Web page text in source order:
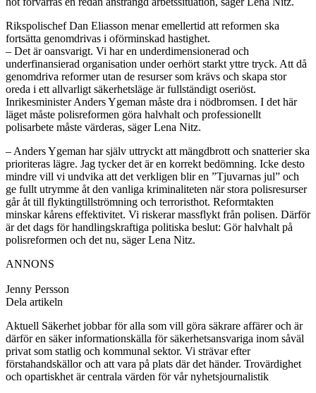
Rikspolischef Dan Eliasson menar emellertid att reformen ska
fortsätta genomdrivas i oförminskad hastighet.
– Det är oansvarigt. Vi har en underdimensionerad och
underfinansierad organisation under oerhört starkt yttre tryck. Att då
genomdriva reformer utan de resurser som krävs och skapa stor
oreda i ett allvarligt säkerhetsläge är fullständigt oseriöst.
Inrikesminister Anders Ygeman måste dra i nödbromsen. I det här
läget måste polisreformen göra halvhalt och professionellt
polisarbete måste värderas, säger Lena Nitz.
– Anders Ygeman har själv uttryckt att mängdbrott och snatterier ska
prioriteras lägre. Jag tycker det är en korrekt bedömning. Icke desto
mindre vill vi undvika att det verkligen blir en ”Tjuvarnas jul” och
ge fullt utrymme åt den vanliga kriminaliteten när stora polisresurser
går åt till flyktingtillströmning och terroristhot. Reformtakten
minskar kårens effektivitet. Vi riskerar massflykt från polisen. Därför
är det dags för handlingskraftiga politiska beslut: Gör halvhalt på
polisreformen och det nu, säger Lena Nitz.
ANNONS
Jenny Persson
Dela artikeln
Aktuell Säkerhet jobbar för alla som vill göra säkrare affärer och är
därför en säker informationskälla för säkerhetsansvariga inom såväl
privat som statlig och kommunal sektor. Vi strävar efter
förstahandskällor och att vara på plats där det händer. Trovärdighet
och opartiskhet är centrala värden för vår nyhetsjournalistik